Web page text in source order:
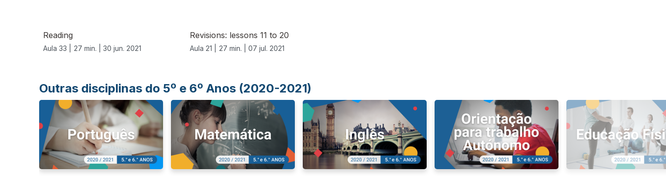
Reading
Aula 33 | 27 min. | 30 jun. 2021
Revisions: lessons 11 to 20
Aula 21 | 27 min. | 07 jul. 2021
Outras disciplinas do 5º e 6º Anos (2020-2021)